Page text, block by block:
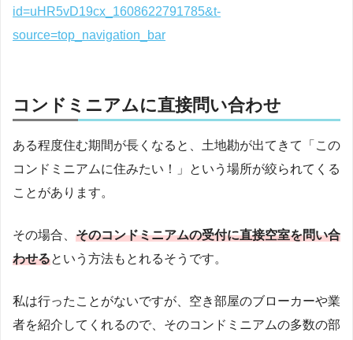
id=uHR5vD19cx_1608622791785&t-
source=top_navigation_bar
コンドミニアムに直接問い合わせ
ある程度住む期間が長くなると、土地勘が出てきて「この
コンドミニアムに住みたい！」という場所が絞られてくる
ことがあります。
その場合、 そのコンドミニアムの受付に直接空室を問い合
わせるという方法もとれるそうです。
私は行ったことがないですが、空き部屋のブローカーや業
者を紹介してくれるので、そのコンドミニアムの多数の部